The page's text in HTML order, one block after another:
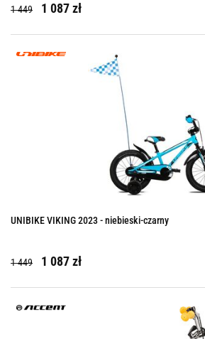
1 449 1 087 zł
UNIBIKE VIKING 2023 - niebieski-czarny
1 449 1 087 zł